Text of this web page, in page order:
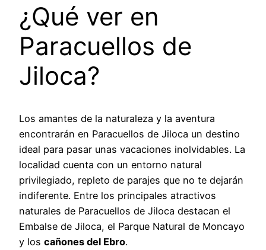
¿Qué ver en
Paracuellos de
Jiloca?
Los amantes de la naturaleza y la aventura
encontrarán en Paracuellos de Jiloca un destino
ideal para pasar unas vacaciones inolvidables. La
localidad cuenta con un entorno natural
privilegiado, repleto de parajes que no te dejarán
indiferente. Entre los principales atractivos
naturales de Paracuellos de Jiloca destacan el
Embalse de Jiloca, el Parque Natural de Moncayo
y los cañones del Ebro.